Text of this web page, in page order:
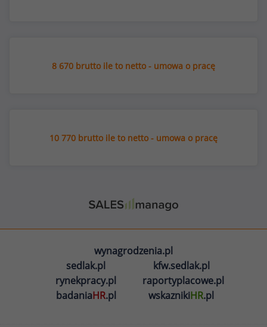
8 670 brutto ile to netto - umowa o pracę
10 770 brutto ile to netto - umowa o pracę
wynagrodzenia.pl
sedlak.pl
kfw.sedlak.pl
rynekpracy.pl
raportyplacowe.pl
badaniaHR.pl wskaznikiHR.pl